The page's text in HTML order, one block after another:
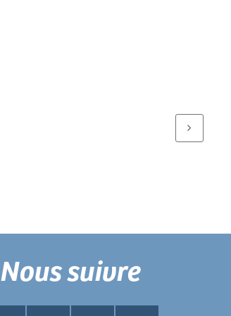
Nous suivre